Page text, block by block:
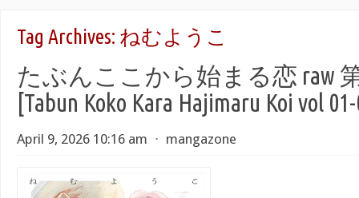
Tag Archives: ねむようこ
たぶんここから始まる恋 raw
[Tabun Koko Kara Hajimaru Koi vol
April 9, 2026 10:16 am ⋅ mangazone